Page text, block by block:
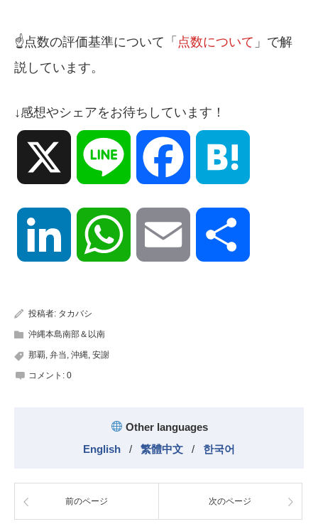
☝️点数の評価基準について「 点数について 」で解
説しています。
↓感想やシェアをお待ちしています！
Line Facebook
LinkedIn WhatsApp Email
投稿者: タカバシ
沖縄本島南部＆以南
那覇 弁当 沖縄 安謝
コメント: 0
Other languages
English
/ 繁體中文 / 한국어
前のページ 次のページ